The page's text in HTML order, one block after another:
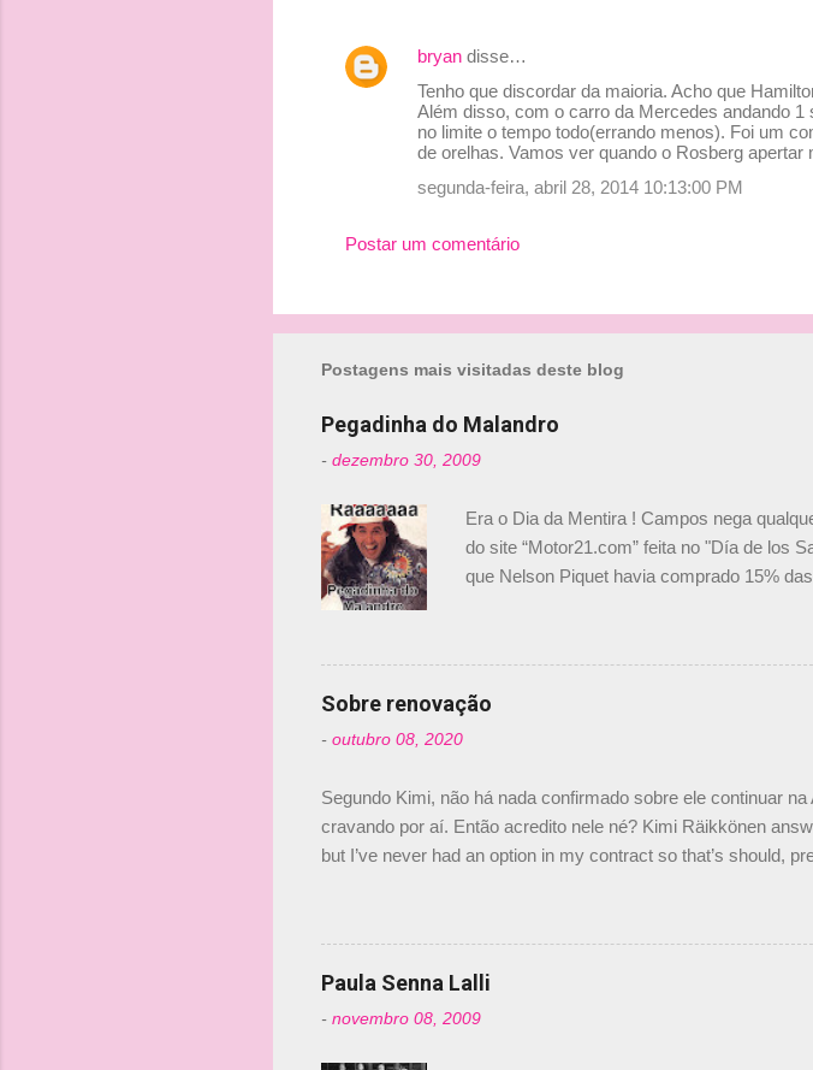
bryan disse…
Tenho que discordar da maioria. Acho que
Além disso, com o carro da Mercedes andando
no limite o tempo todo(errando menos). Foi um
de orelhas. Vamos ver quando o Rosberg
segunda-feira, abril 28, 2014 10:13:00 PM
Postar um comentário
Postagens mais visitadas deste blog
Pegadinha do Malandro
- dezembro 30, 2009
Era o Dia da Mentira ! Campos nega
do site “Motor21.com” feita no "Día de los
que Nelson Piquet havia comprado 15%
dirigente foi taxativo ao declarar que o
verdade, nós recebemos uma oferta de
Senna, não podemos ter dois brasileiros”,
Sobre renovação
- outubro 08, 2020
Segundo Kimi, não há nada confirmado sobre ele continuar
cravando por aí. Então acredito nele né? Kimi Räikkönen
but I’ve never had an option in my contract so that’s should,
falando sobre o fato do Iceman estar há tantos anos na F1.
@RGrosjean ! #EifelGP 🇩🇪 #F1 pic.twitter.com/
Paula Senna Lalli
- novembro 08, 2009